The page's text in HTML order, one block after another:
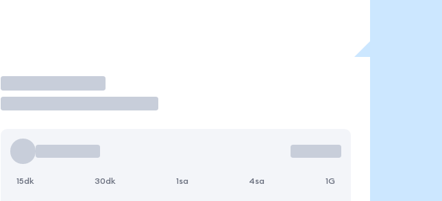
İşlem Yap
15dk 30dk 1sa 4sa 1G